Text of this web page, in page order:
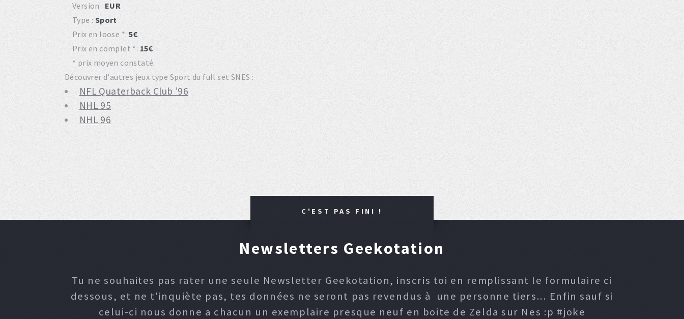
Version : EUR
Type : Sport
Prix en loose *: 5€
Prix en complet *: 15€
* prix moyen constaté.
Découvrer d'autres jeux type Sport du full set SNES :
NFL Quaterback Club ’96
NHL 95
NHL 96
C'EST PAS FINI !
Newsletters Geekotation
Tu ne souhaites pas rater une seule Newsletter Geekotation, inscris toi en remplissant le formulaire ci
dessous, et ne t'inquiète pas, tes données ne seront pas revendus à une personne tiers... Enfin sauf si
celui-ci nous donne a chacun un exemplaire presque neuf en boite de Zelda sur Nes :p #joke